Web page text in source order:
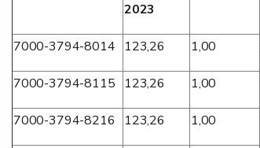
2023
7000-3794-8014 123,26 1,00
7000-3794-8115 123,26 1,00
7000-3794-8216 123,26 1,00